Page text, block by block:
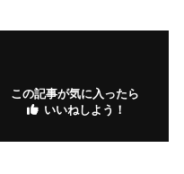
この記事が気に入ったら
いいねしよう！